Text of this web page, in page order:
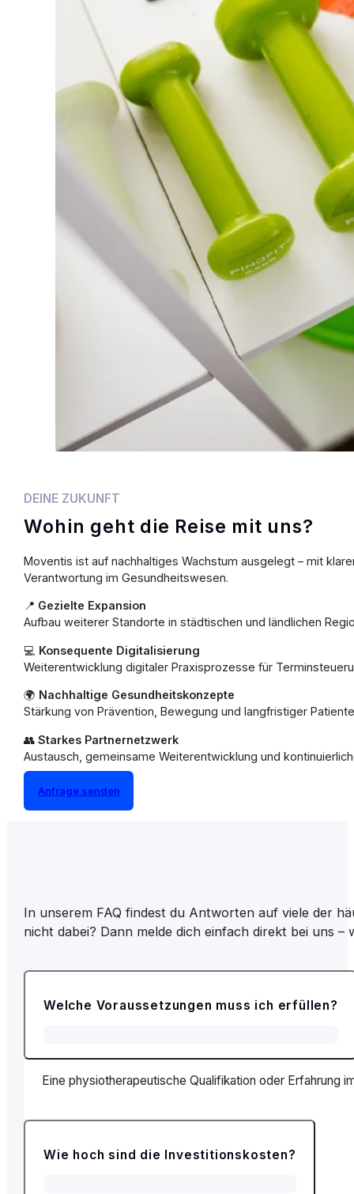
DEINE ZUKUNFT
Wohin geht die Reise mit uns?
Moventis ist auf nachhaltiges Wachstum ausgelegt – mit
Verantwortung im Gesundheitswesen.
📍 Gezielte Expansion
Aufbau weiterer Standorte in städtischen und ländlichen
💻 Konsequente Digitalisierung
Weiterentwicklung digitaler Praxisprozesse für
🌍 Nachhaltige Gesundheitskonzepte
Stärkung von Prävention, Bewegung und langfristiger
👥Starkes Partnernetzwerk
Austausch, gemeinsame Weiterentwicklung und
Anfrage senden
In unserem FAQ findest du Antworten auf viele der
nicht dabei? Dann melde dich einfach direkt bei uns
Welche Voraussetzungen muss ich erfüllen?
Eine physiotherapeutische Qualifikation oder Erfahrung
Wie hoch sind die Investitionskosten?